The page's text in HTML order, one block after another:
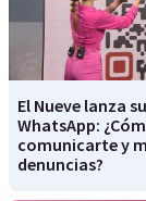
El Nueve lanza
WhatsApp:
comunicarte y
denuncias?